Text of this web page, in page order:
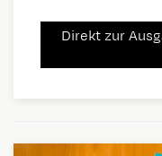
Direkt zur